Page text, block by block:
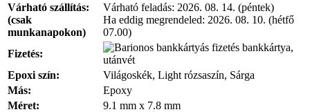
Várható szállítás:
(csak
munkanapokon)
Várható feladás: 2026. 08. 14. (péntek)
Ha eddig megrendeled: 2026. 08. 10. (hétfő
07.00)
Fizetés:
bankkártya,
utánvét
Epoxi szín:
Világoskék, Light rózsaszín, Sárga
Más:
Epoxy
Méret:
9.1 mm x 7.8 mm